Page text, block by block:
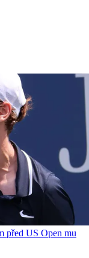
před US Open mu